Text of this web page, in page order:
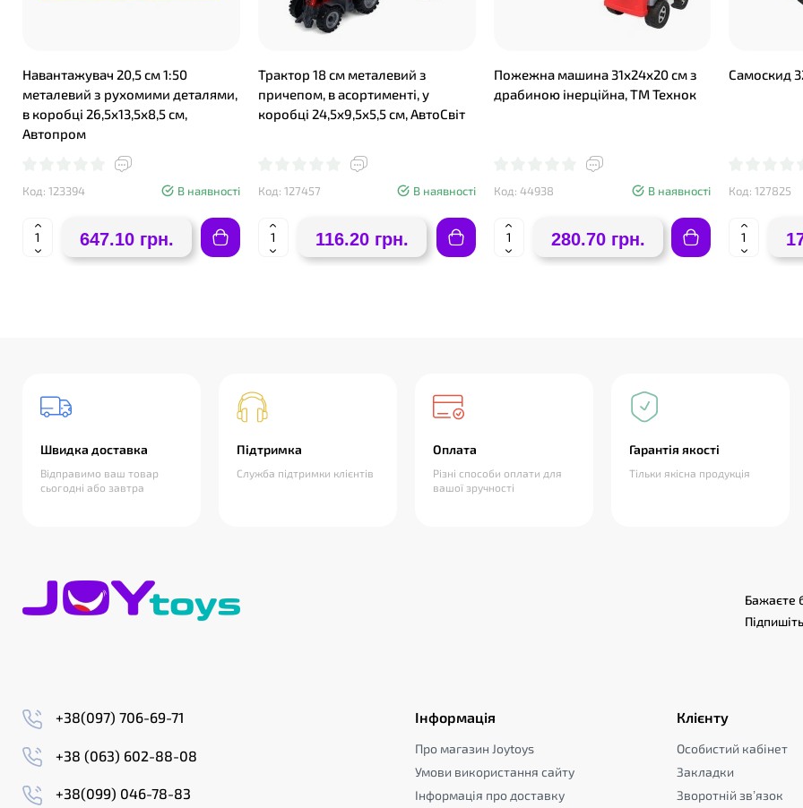
Навантажувач 20,5 см 1:50
металевий з рухомими деталями,
в коробці 26,5х13,5х8,5 см,
Автопром
Код: 123394 В наявності
647.10 грн.
Трактор 18 см металевий з
причепом, в асортименті, у
коробці 24,5х9,5х5,5 см, АвтоСвіт
Код: 127457 В наявності
116.20 грн.
Пожежна машина 31х24х20 см з
драбиною інерційна, ТМ Технок
Код: 44938 В наявності
280.70 грн.
Самоскид
Код: 127825
Швидка доставка
Відправимо ваш товар
сьогодні або завтра
Підтримка
Служба підтримки клієнтів
Оплата
Різні способи оплати для
вашої зручності
Гарантія якості
Тільки якісна продукція
Бажаєте
+38(097) 706-69-71
+38 (063) 602-88-08
+38(099) 046-78-83
Інформація
Про магазин Joytoys
Умови використання сайту
Інформація про доставку
Клієнту
Особистий кабінет
Закладки
Зворотній зв’язок